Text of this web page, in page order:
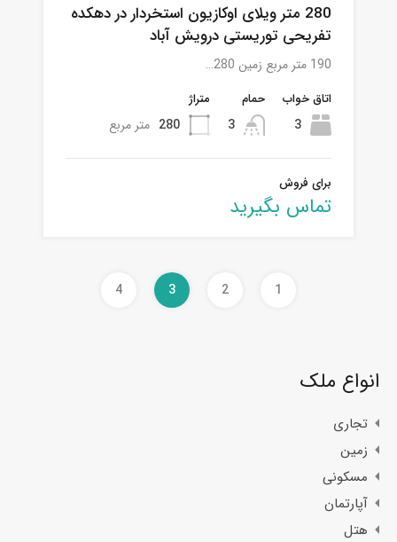
280 متر ویلای اوکازیون استخردار در دهکده
تفریحی توریستی درویش آباد
190 متر مربع زمین 280…
اتاق خواب
3
حمام
3
متراژ
280 متر مربع
برای فروش
تماس بگیرید
1
2
3
4
انواع ملک
تجاری
زمین
مسکونی
آپارتمان
هتل